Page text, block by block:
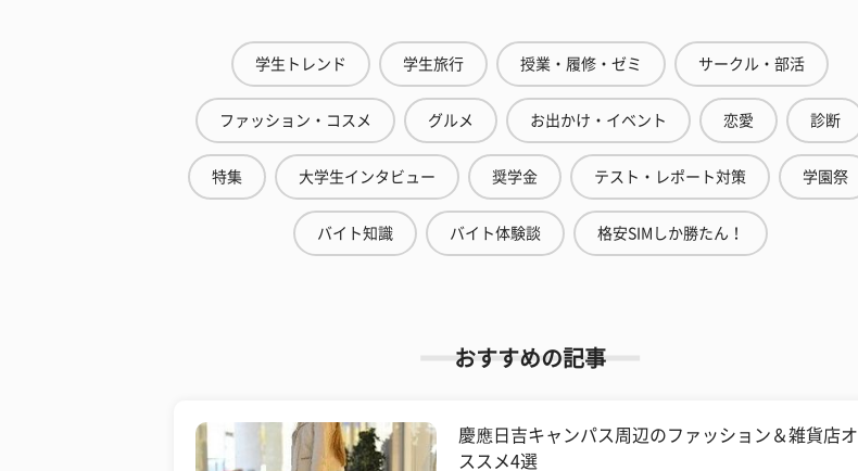
学生トレンド 学生旅行 授業・履修・ゼミ サークル・部活
ファッション・コスメ グルメ お出かけ・イベント 恋愛 診断
特集 大学生インタビュー 奨学金 テスト・レポート対策 学園祭
バイト知識 バイト体験談 格安SIMしか勝たん！
おすすめの記事
慶應日吉キャンパス周辺のファッション＆雑貨店オ
ススメ4選